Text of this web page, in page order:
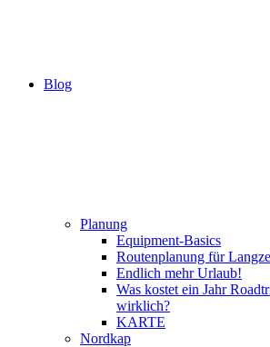
Blog
Planung
Equipment-Basics
Routenplanung für
Endlich mehr Urlaub!
Was kostet ein Jahr
wirklich?
KARTE
Nordkap